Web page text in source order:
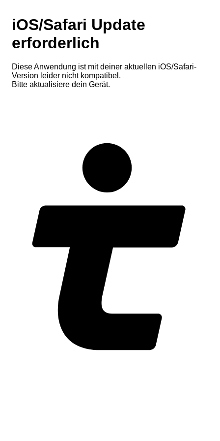
iOS/Safari Update
erforderlich
Diese Anwendung ist mit deiner aktuellen iOS/Safari-
Version leider nicht kompatibel.
Bitte aktualisiere dein Gerät.